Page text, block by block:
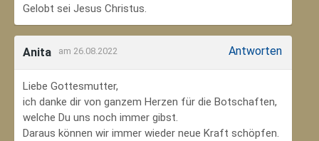
Gelobt sei Jesus Christus.
Anita am 26.08.2022 Antworten
Liebe Gottesmutter,
ich danke dir von ganzem Herzen für die Botschaften,
welche Du uns noch immer gibst.
Daraus können wir immer wieder neue Kraft schöpfen.